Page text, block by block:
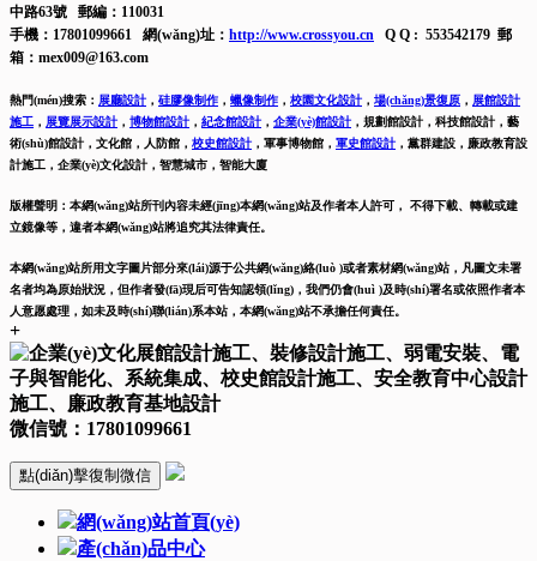
中路63號 郵編：110031
手機：17801099661 網(wǎng)址： http://www.crossyou.cn Q Q : 553542179 郵
箱：mex009@163.com
熱門(mén)搜索： 展廳設計 ， 硅膠像制作 ， 蠟像制作 ， 校園文化設計 ， 場(chǎng)景復原 ， 展館設計
施工 ， 展覽展示設計 ， 博物館設計 ， 紀念館設計 ， 企業(yè)館設計 ， 規劃館設計，科技館設計，藝
術(shù)館設計，文化館，人防館， 校史館設計 ， 軍事博物館， 軍史館設計 ， 黨群建設，廉政教育設
計施工， 企業(yè)文化設計，智慧城市，智能大廈
版權聲明：本網(wǎng)站所刊內容未經(jīng)本網(wǎng)站及作者本人許可， 不得下載、轉載或建
立鏡像等，違者本網(wǎng)站將追究其法律責任。
本網(wǎng)站所用文字圖片部分來(lái)源于公共網(wǎng)絡(luò )或者素材網(wǎng)站，凡圖文未署
名者均為原始狀況，但作者發(fā)現后可告知認領(lǐng)，我們仍會(huì )及時(shí)署名或依照作者本
人意愿處理，如未及時(shí)聯(lián)系本站，本網(wǎng)站不承擔任何責任。
+
微信號： 17801099661
點(diǎn)擊復制微信
網(wǎng)站首頁(yè)
產(chǎn)品中心